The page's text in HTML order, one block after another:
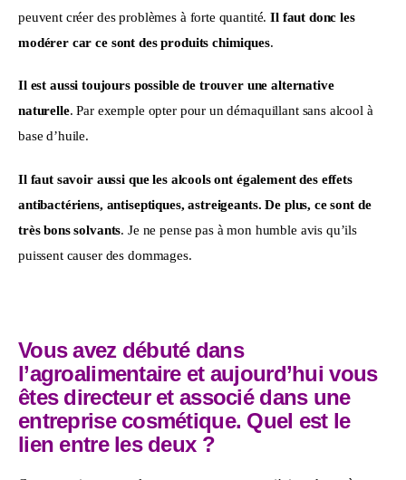
peuvent créer des problèmes à forte quantité. Il faut donc les
modérer car ce sont des produits chimiques.
Il est aussi toujours possible de trouver une alternative
naturelle. Par exemple opter pour un démaquillant sans alcool à
base d’huile.
Il faut savoir aussi que les alcools ont également des effets
antibactériens, antiseptiques, astreigeants. De plus, ce sont de
très bons solvants. Je ne pense pas à mon humble avis qu’ils
puissent causer des dommages.
Vous avez débuté dans
l’agroalimentaire et aujourd’hui vous
êtes directeur et associé dans une
entreprise cosmétique. Quel est le
lien entre les deux ?